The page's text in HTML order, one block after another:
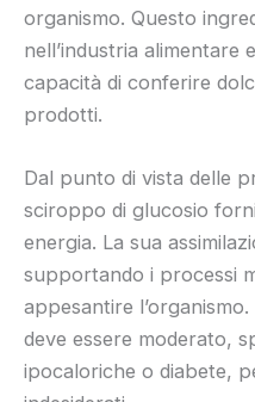
organismo. Questo
nell’industria alimentare
capacità di conferire
prodotti.
Dal punto di vista delle
sciroppo di glucosio
energia. La sua
supportando i processi
appesantire
deve essere moderato,
ipocaloriche o diabete,